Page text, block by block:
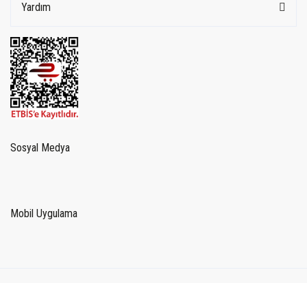
Yardım
Sosyal Medya
Mobil Uygulama